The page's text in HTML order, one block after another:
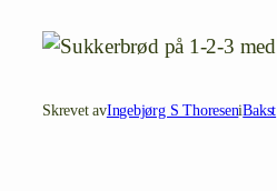
Skrevet avIngebjørg S ThoreseniBakst